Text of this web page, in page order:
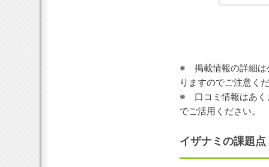
※ 掲載情報の詳細は
りますのでご注意く
※ 口コミ情報はあく
でご活用ください。
イザナミの課題